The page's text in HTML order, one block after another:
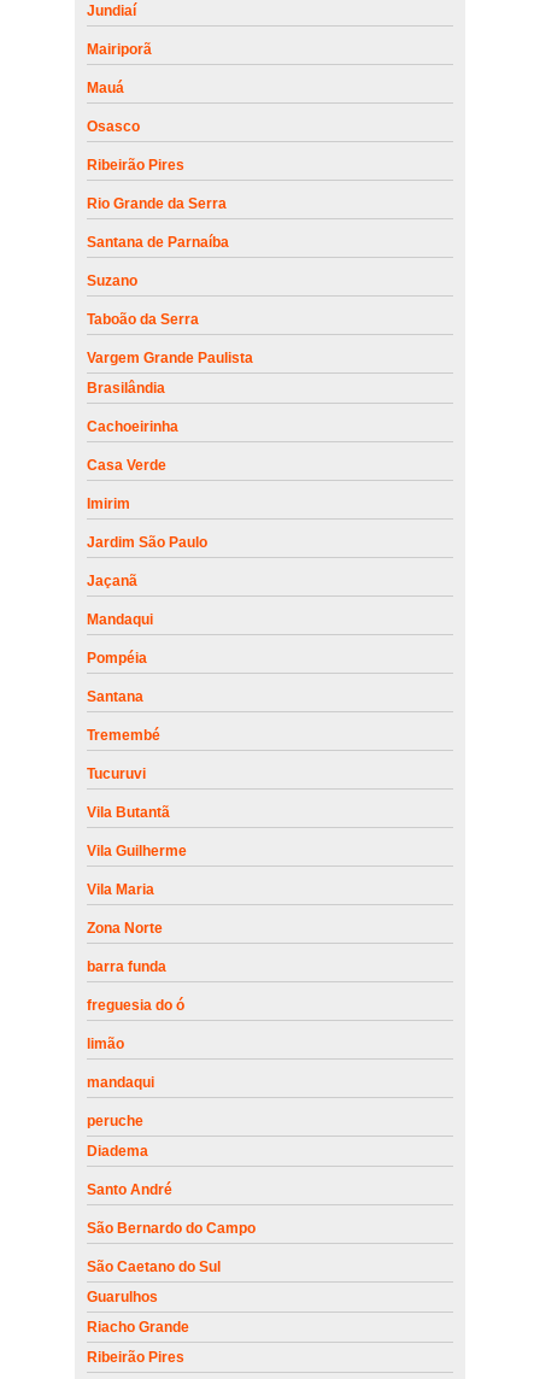
Jundiaí
Mairiporã
Mauá
Osasco
Ribeirão Pires
Rio Grande da Serra
Santana de Parnaíba
Suzano
Taboão da Serra
Vargem Grande Paulista
Brasilândia
Cachoeirinha
Casa Verde
Imirim
Jardim São Paulo
Jaçanã
Mandaqui
Pompéia
Santana
Tremembé
Tucuruvi
Vila Butantã
Vila Guilherme
Vila Maria
Zona Norte
barra funda
freguesia do ó
limão
mandaqui
peruche
Diadema
Santo André
São Bernardo do Campo
São Caetano do Sul
Guarulhos
Riacho Grande
Ribeirão Pires